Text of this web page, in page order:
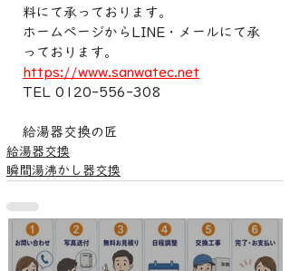
料にて承っております。
ホームページからLINE・メールにて承
っております。
https://www.sanwatec.net
TEL 0120-556-308
給湯器交換の匠
給湯器交換
瞬間湯沸かし器交換